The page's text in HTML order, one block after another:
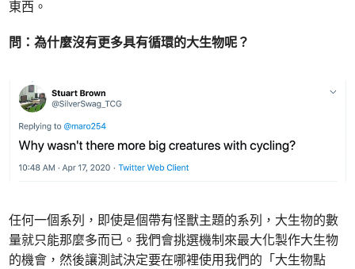
東西。
問：為什麼沒有更多具有循環的大生物呢？
任何一個系列，即使是個帶有怪獸主題的系列，大生物的數
量就只能那麼多而已。我們會挑選機制來最大化製作大生物
的機會，然後讓測試決定要在哪裡使用我們的「大生物點